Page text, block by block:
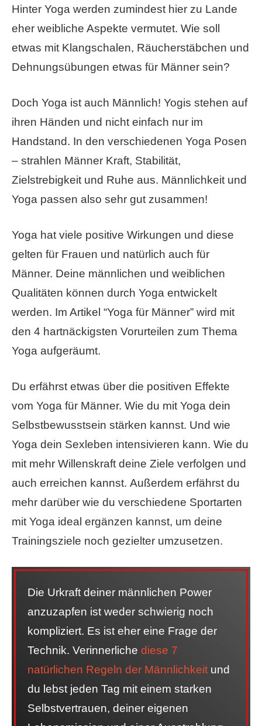
Hinter Yoga werden zumindest hier zu Lande
eher weibliche Aspekte vermutet. Wie soll
etwas mit Klangschalen, Räucherstäbchen und
Dehnungsübungen etwas für Männer sein?
Doch Yoga ist auch Männlich! Yogis stehen auf
ihren Händen und nicht einfach nur im
Handstand. In den verschiedenen Yoga Posen
– strahlen Männer Kraft, Stabilität,
Zielstrebigkeit und Ruhe aus. Männlichkeit und
Yoga passen also sehr gut zusammen!
Yoga hat viele positive Wirkungen und diese
gelten für Frauen und natürlich auch für
Männer. Deine männlichen und weiblichen
Qualitäten können durch Yoga entwickelt
werden. Im Artikel “Yoga für Männer” wird mit
den 4 hartnäckigsten Vorurteilen zum Thema
Yoga aufgeräumt.
Du erfährst etwas über die positiven Effekte
vom Yoga für Männer. Wie du mit Yoga dein
Selbstbewusstsein stärken kannst. Und wie
Yoga dein Sexleben intensivieren kann. Wie du
mit mehr Willenskraft deine Ziele verfolgen und
auch erreichen kannst. Außerdem erfährst du
mehr darüber wie du verschiedene Sportarten
mit Yoga ideal ergänzen kannst, um deine
Trainingsziele noch gezielter umzusetzen.
Die Urkraft deiner männlichen Power
anzuzapfen ist weder schwierig noch
kompliziert. Es ist eher eine Frage der
Technik. Verinnerliche diese 7
natürlichen Regeln der Männlichkeit und
du lebst jeden Tag mit einem starken
Selbstvertrauen, deiner eigenen